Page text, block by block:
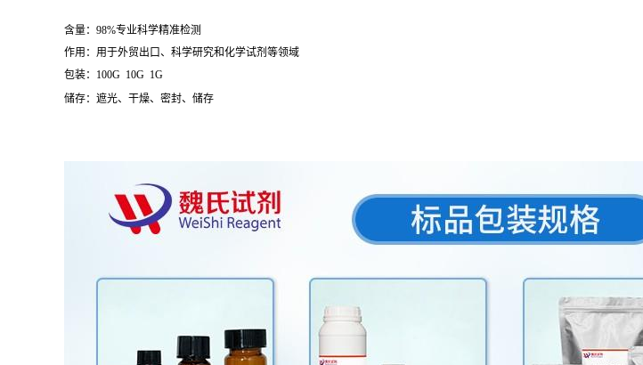
含量：98%专业科学精准检测
作用：用于外贸出口、科学研究和化学试剂等领域
包装：100G 10G 1G
储存：遮光、干燥、密封、储存